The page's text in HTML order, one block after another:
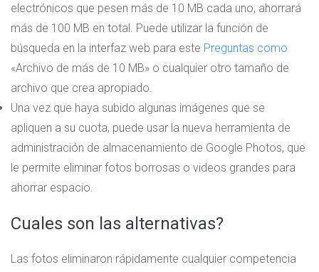
electrónicos que pesen más de 10 MB cada uno, ahorrará
más de 100 MB en total. Puede utilizar la función de
búsqueda en la interfaz web para este Preguntas como
«Archivo de más de 10 MB» o cualquier otro tamaño de
archivo que crea apropiado.
Una vez que haya subido algunas imágenes que se
apliquen a su cuota, puede usar la nueva herramienta de
administración de almacenamiento de Google Photos, que
le permite eliminar fotos borrosas o videos grandes para
ahorrar espacio.
Cuales son las alternativas?
Las fotos eliminaron rápidamente cualquier competencia